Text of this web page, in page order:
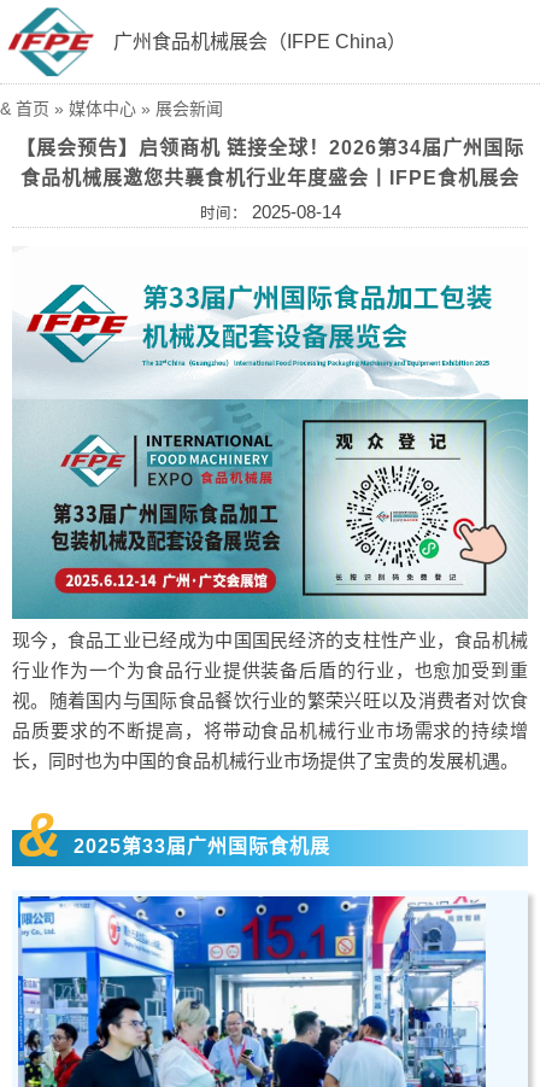
广州食品机械展会（IFPE China）
& 首页 » 媒体中心 » 展会新闻
【展会预告】启领商机 链接全球！2026第34届广州国际
食品机械展邀您共襄食机行业年度盛会丨IFPE食机展会
时间： 2025-08-14
现今，食品工业已经成为中国国民经济的支柱性产业，食品机械
行业作为一个为食品行业提供装备后盾的行业，也愈加受到重
视。随着国内与国际食品餐饮行业的繁荣兴旺以及消费者对饮食
品质要求的不断提高，将带动食品机械行业市场需求的持续增
长，同时也为中国的食品机械行业市场提供了宝贵的发展机遇。
& 2025第33届广州国际食机展